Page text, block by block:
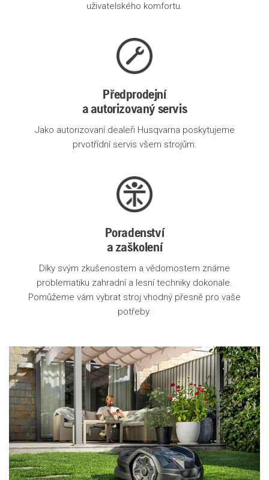
uživatelského komfortu.
Předprodejní
a autorizovaný servis
Jako autorizovaní dealeři Husqvarna poskytujeme
prvotřídní servis všem strojům.
Poradenství
a zaškolení
Díky svým zkušenostem a vědomostem známe
problematiku zahradní a lesní techniky dokonale.
Pomůžeme vám vybrat stroj vhodný přesně pro vaše
potřeby.